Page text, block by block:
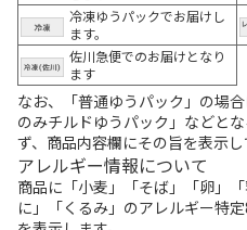
冷凍ゆうパックでお届けし
ます。
佐川急便でのお届けとなり
ます
なお、「普通ゆうパック」の場
のみチルドゆうパック」などと
ず、商品内容欄にその旨を表示し
アレルギー情報について
商品に「小麦」「そば」「卵」
に」「くるみ」のアレルギー特